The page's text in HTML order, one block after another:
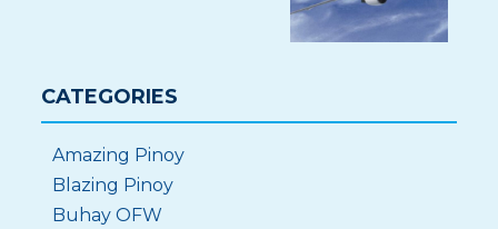
CATEGORIES
Amazing Pinoy
Blazing Pinoy
Buhay OFW